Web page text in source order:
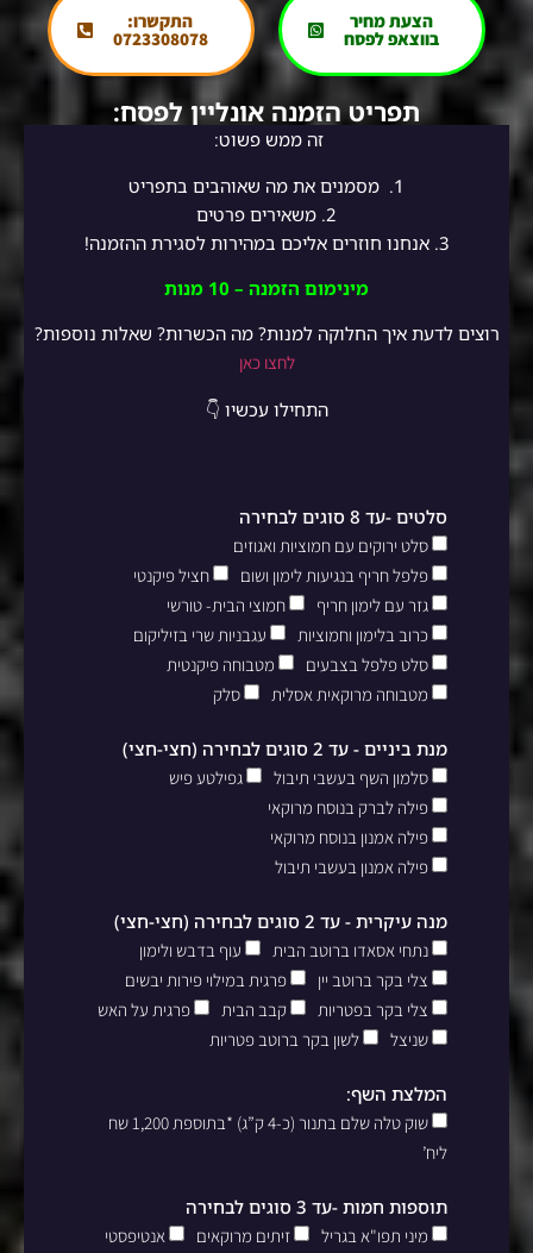
הצעת מחיר
בווצאפ לפסח
התקשרו:
0723308078
תפריט הזמנה אונליין לפסח:
זה ממש פשוט:
1.
מסמנים את מה שאוהבים בתפריט
2. משאירים פרטים
3. אנחנו חוזרים אליכם במהירות לסגירת ההזמנה!
מינימום הזמנה – 10 מנות
רוצים לדעת איך החלוקה למנות? מה הכשרות? שאלות נוספות?
לחצו כאן
התחילו עכשיו 👇
סלטים -עד 8 סוגים לבחירה
סלט ירוקים עם חמוציות ואגוזים
פלפל חריף בנגיעות לימון ושום
חציל פיקנטי
גזר עם לימון חריף
חמוצי הבית- טורשי
כרוב בלימון וחמוציות
עגבניות שרי בזיליקום
סלט פלפל בצבעים
מטבוחה פיקנטית
מטבוחה מרוקאית אסלית
סלק
מנת ביניים - עד 2 סוגים לבחירה (חצי-חצי)
סלמון השף בעשבי תיבול
גפילטע פיש
פילה לברק בנוסח מרוקאי
פילה אמנון בנוסח מרוקאי
פילה אמנון בעשבי תיבול
מנה עיקרית - עד 2 סוגים לבחירה (חצי-חצי)
נתחי אסאדו ברוטב הבית
עוף בדבש ולימון
צלי בקר ברוטב יין
פרגית במילוי פירות יבשים
צלי בקר בפטריות
קבב הבית
פרגית על האש
שניצל
לשון בקר ברוטב פטריות
המלצת השף:
שוק טלה שלם בתנור (כ-4 ק”ג) *בתוספת 1,200 שח
ליח’
תוספות חמות -עד 3 סוגים לבחירה
מיני תפו"א בגריל זיתים מרוקאים
אנטיפסטי